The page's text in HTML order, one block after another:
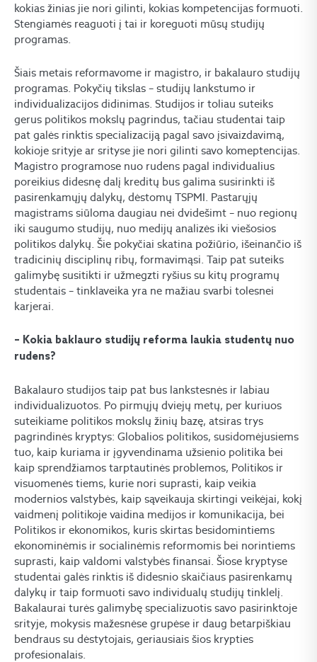
kokias žinias jie nori gilinti, kokias kompetencijas formuoti.
Stengiamės reaguoti į tai ir koreguoti mūsų studijų
programas.
Šiais metais reformavome ir magistro, ir bakalauro studijų
programas. Pokyčių tikslas – studijų lankstumo ir
individualizacijos didinimas. Studijos ir toliau suteiks
gerus politikos mokslų pagrindus, tačiau studentai taip
pat galės rinktis specializaciją pagal savo įsivaizdavimą,
kokioje srityje ar srityse jie nori gilinti savo komeptencijas.
Magistro programose nuo rudens pagal individualius
poreikius didesnę dalį kreditų bus galima susirinkti iš
pasirenkamųjų dalykų, dėstomų TSPMI. Pastarųjų
magistrams siūloma daugiau nei dvidešimt – nuo regionų
iki saugumo studijų, nuo medijų analizės iki viešosios
politikos dalykų. Šie pokyčiai skatina požiūrio, išeinančio iš
tradicinių disciplinų ribų, formavimąsi. Taip pat suteiks
galimybę susitikti ir užmegzti ryšius su kitų programų
studentais – tinklaveika yra ne mažiau svarbi tolesnei
karjerai.
– Kokia baklauro studijų reforma laukia studentų nuo
rudens?
Bakalauro studijos taip pat bus lankstesnės ir labiau
individualizuotos. Po pirmųjų dviejų metų, per kuriuos
suteikiame politikos mokslų žinių bazę, atsiras trys
pagrindinės kryptys: Globalios politikos, susidomėjusiems
tuo, kaip kuriama ir įgyvendinama užsienio politika bei
kaip sprendžiamos tarptautinės problemos, Politikos ir
visuomenės tiems, kurie nori suprasti, kaip veikia
modernios valstybės, kaip sąveikauja skirtingi veikėjai, kokį
vaidmenį politikoje vaidina medijos ir komunikacija, bei
Politikos ir ekonomikos, kuris skirtas besidomintiems
ekonominėmis ir socialinėmis reformomis bei norintiems
suprasti, kaip valdomi valstybės finansai. Šiose kryptyse
studentai galės rinktis iš didesnio skaičiaus pasirenkamų
dalykų ir taip formuoti savo individualų studijų tinklelį.
Bakalaurai turės galimybę specializuotis savo pasirinktoje
srityje, mokysis mažesnėse grupėse ir daug betarpiškiau
bendraus su dėstytojais, geriausiais šios krypties
profesionalais.